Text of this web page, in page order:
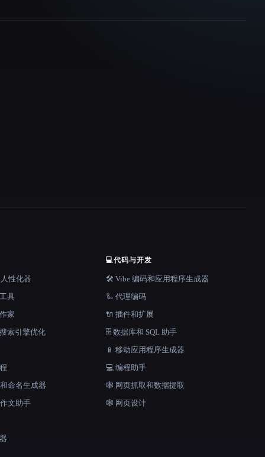
性化器
具
家
索引擎优化
命名生成器
文助手
💻代码与开发
🛠️ Vibe 编码和应用程序生成器
🦾 代理编码
🔌 插件和扩展
🗄️ 数据库和 SQL 助手
📱 移动应用程序生成器
💻 编程助手
🕸️ 网页抓取和数据提取
🕸 网页设计